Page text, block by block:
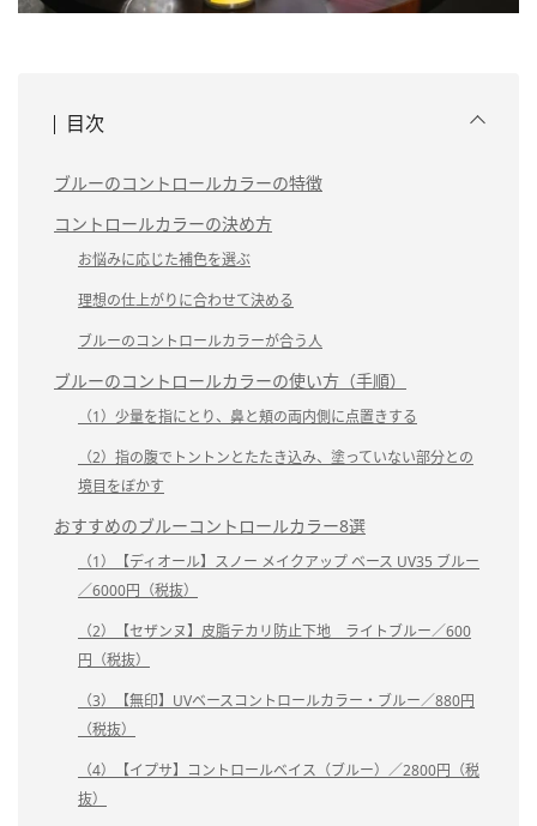
目次
ブルーのコントロールカラーの特徴
コントロールカラーの決め方
お悩みに応じた補色を選ぶ
理想の仕上がりに合わせて決める
ブルーのコントロールカラーが合う人
ブルーのコントロールカラーの使い方（手順）
（1）少量を指にとり、鼻と頬の両内側に点置きする
（2）指の腹でトントンとたたき込み、塗っていない部分との
境目をぼかす
おすすめのブルーコントロールカラー8選
（1）【ディオール】スノー メイクアップ ベース UV35 ブルー
／6000円（税抜）
（2）【セザンヌ】皮脂テカリ防止下地 ライトブルー／600
円（税抜）
（3）【無印】UVベースコントロールカラー・ブルー／880円
（税抜）
（4）【イプサ】コントロールベイス（ブルー）／2800円（税
抜）